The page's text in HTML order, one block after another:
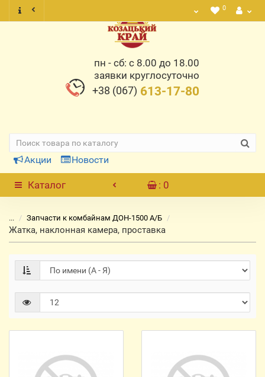
0
пн - сб: с 8.00 до 18.00
заявки круглосуточно
+38 (067) 613-17-80
Акции Новости
Каталог : 0
... Запчасти к комбайнам ДОН-1500 А/Б
Жатка, наклонная камера, проставка